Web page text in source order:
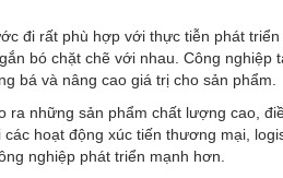
đi rất phù hợp với thực tiễn phát
bó chặt chẽ với nhau. Công nghiệp
bá và nâng cao giá trị cho sản phẩm.
ra những sản phẩm chất lượng cao,
hoạt động xúc tiến thương mại,
nghiệp phát triển mạnh hơn.